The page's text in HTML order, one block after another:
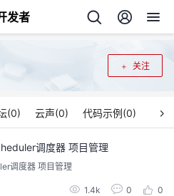
发者
关注
(0) 云声(0) 代码示例(0)
调度器 项目管理
调度器 项目管理
1.4k 0 0